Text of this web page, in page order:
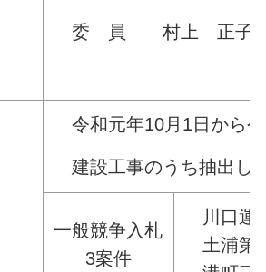
委 員 村上 正子
令和元年10月1日から
建設工事のうち抽出し
一般競争入札
3案件
川口運
土浦第